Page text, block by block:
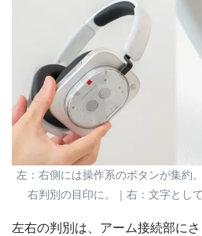
左：右側には操作系のボタンが集約
右判別の目印に。｜右：文字とし
左右の判別は、アーム接続部に